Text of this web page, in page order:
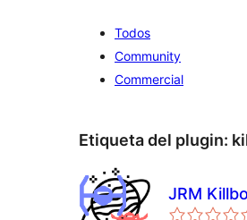
Todos
Community
Commercial
Etiqueta del plugin:
JRM